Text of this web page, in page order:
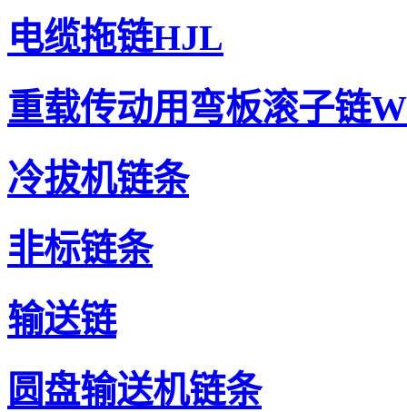
电缆拖链HJL
重载传动用弯板滚子链
冷拔机链条
非标链条
输送链
圆盘输送机链条